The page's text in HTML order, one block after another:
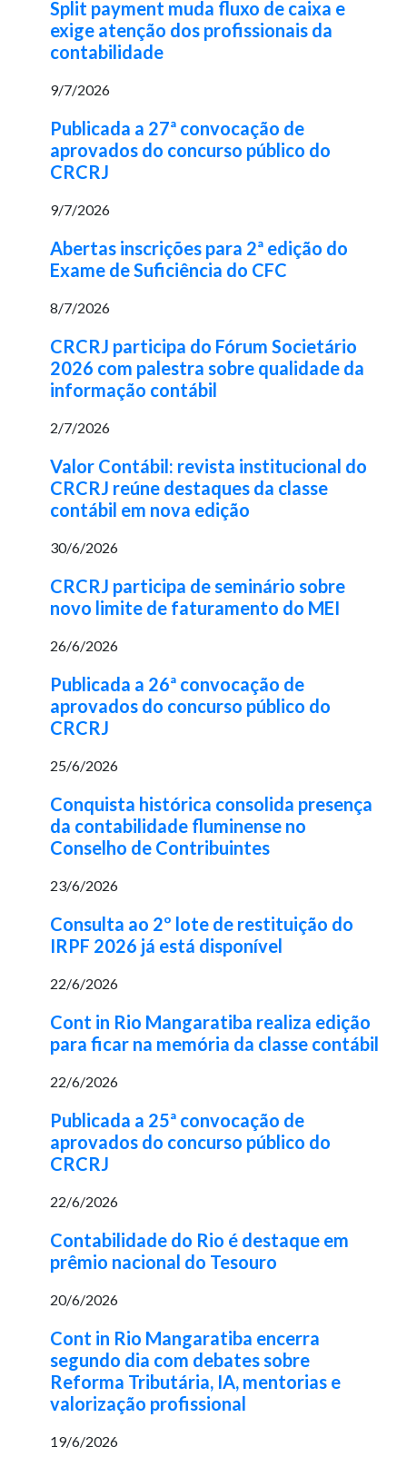
Split payment muda fluxo de caixa e
exige atenção dos profissionais da
contabilidade
9/7/2026
Publicada a 27ª convocação de
aprovados do concurso público do
CRCRJ
9/7/2026
Abertas inscrições para 2ª edição do
Exame de Suficiência do CFC
8/7/2026
CRCRJ participa do Fórum Societário
2026 com palestra sobre qualidade da
informação contábil
2/7/2026
Valor Contábil: revista institucional do
CRCRJ reúne destaques da classe
contábil em nova edição
30/6/2026
CRCRJ participa de seminário sobre
novo limite de faturamento do MEI
26/6/2026
Publicada a 26ª convocação de
aprovados do concurso público do
CRCRJ
25/6/2026
Conquista histórica consolida presença
da contabilidade fluminense no
Conselho de Contribuintes
23/6/2026
Consulta ao 2º lote de restituição do
IRPF 2026 já está disponível
22/6/2026
Cont in Rio Mangaratiba realiza edição
para ficar na memória da classe contábil
22/6/2026
Publicada a 25ª convocação de
aprovados do concurso público do
CRCRJ
22/6/2026
Contabilidade do Rio é destaque em
prêmio nacional do Tesouro
20/6/2026
Cont in Rio Mangaratiba encerra
segundo dia com debates sobre
Reforma Tributária, IA, mentorias e
valorização profissional
19/6/2026